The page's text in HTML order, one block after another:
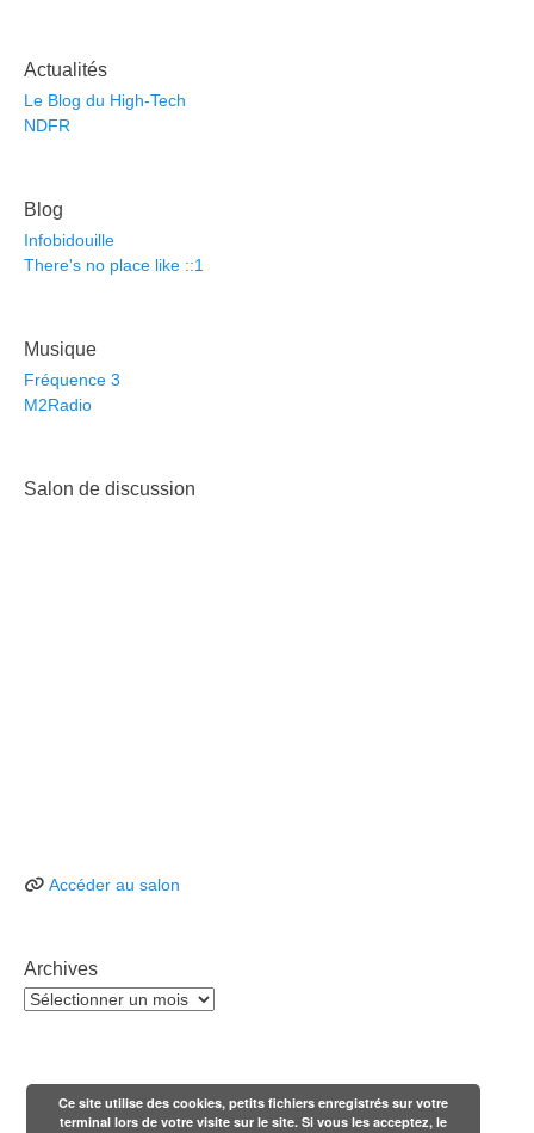
Actualités
Le Blog du High-Tech
NDFR
Blog
Infobidouille
There's no place like ::1
Musique
Fréquence 3
M2Radio
Salon de discussion
Accéder au salon
Archives
Archives
Ce site utilise des cookies, petits fichiers enregistrés sur votre
terminal lors de votre visite sur le site. Si vous les acceptez, le